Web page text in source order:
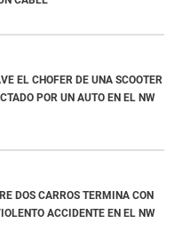
EL CHOFER DE UNA SCOOTER
POR UN AUTO EN EL NW
DOS CARROS TERMINA CON